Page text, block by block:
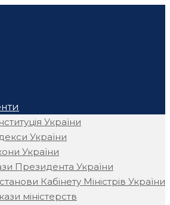
України
України
України
Президента України
Кабінету Міністрів України
міністерств